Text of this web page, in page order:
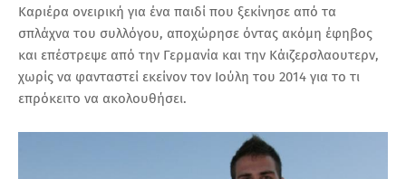
Καριέρα ονειρική για ένα παιδί που ξεκίνησε από τα
σπλάχνα του συλλόγου, αποχώρησε όντας ακόμη έφηβος
και επέστρεψε από την Γερμανία και την Κάιζερσλαουτερν,
χωρίς να φανταστεί εκείνον τον Ιούλη του 2014 για το τι
επρόκειτο να ακολουθήσει.